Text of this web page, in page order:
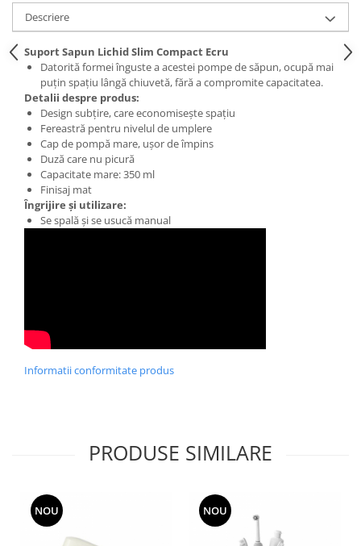
Descriere
Suport Sapun Lichid Slim Compact Ecru
Datorită formei înguste a acestei pompe de săpun, ocupă mai
puțin spațiu lângă chiuvetă, fără a compromite capacitatea.
Detalii despre produs:
Design subțire, care economisește spațiu
Fereastră pentru nivelul de umplere
Cap de pompă mare, ușor de împins
Duză care nu picură
Capacitate mare: 350 ml
Finisaj mat
Îngrijire și utilizare:
Se spală și se usucă manual
Informatii conformitate produs
PRODUSE SIMILARE
NOU NOU